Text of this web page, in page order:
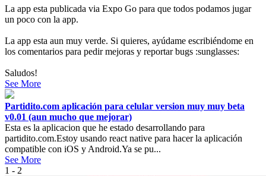
La app esta publicada via Expo Go para que todos podamos jugar
un poco con la app.
La app esta aun muy verde. Si quieres, ayúdame escribiéndome en
los comentarios para pedir mejoras y reportar bugs :sunglasses:
Saludos!
See More
Partidito.com aplicación para celular version muy muy beta
v0.01 (aun mucho que mejorar)
Esta es la aplicacion que he estado desarrollando para
partidito.com.Estoy usando react native para hacer la aplicación
compatible con iOS y Android.Ya se pu...
See More
1 - 2